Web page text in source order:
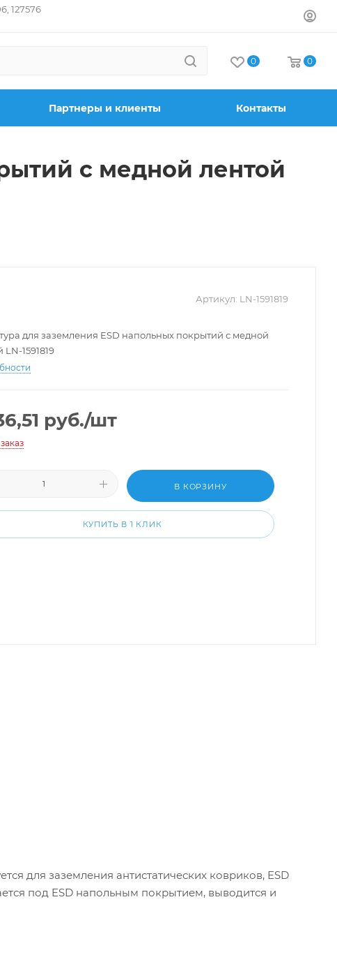
127576
0 0
Партнеры и клиенты Контакты
с медной лентой
Артикул: LN-1591819
для заземления ESD напольных покрытий с медной
LN-1591819
руб./шт
В КОРЗИНУ
КУПИТЬ В 1 КЛИК
для заземления антистатических ковриков, ESD
под ESD напольным покрытием, выводится и